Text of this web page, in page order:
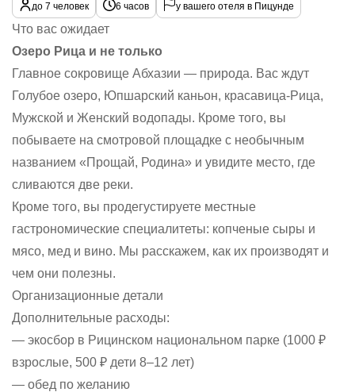
до 7 человек 6 часов у вашего отеля в Пицунде
Что вас ожидает
Озеро Рица и не только
Главное сокровище Абхазии — природа. Вас ждут
Голубое озеро, Юпшарский каньон, красавица-Рица,
Мужской и Женский водопады. Кроме того, вы
побываете на смотровой площадке с необычным
названием «Прощай, Родина» и увидите место, где
сливаются две реки.
Кроме того, вы продегустируете местные
гастрономические специалитеты: копченые сыры и
мясо, мед и вино. Мы расскажем, как их производят и
чем они полезны.
Организационные детали
Дополнительные расходы:
— экосбор в Рицинском национальном парке (1000 ₽
взрослые, 500 ₽ дети 8–12 лет)
— обед по желанию